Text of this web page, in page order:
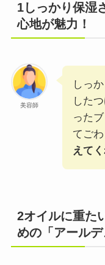
1しっかり保湿
心地が魅力！
美容師
しっ
した
った
てご
えて
2オイルに重た
めの「アールデ